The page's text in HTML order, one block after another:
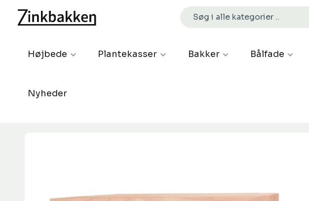
Højbede Plantekasser Bakker Bålfade
Nyheder